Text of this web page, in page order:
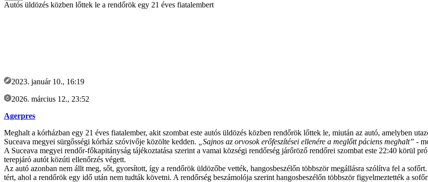
Autós üldözés közben lőttek le a rendőrök egy 21 éves fiatalembert
2023. január 10., 16:19
2026. március 12., 23:52
Agerpres
Meghalt a kórházban egy 21 éves fiatalember, akit szombat este autós üldözés közben rendőrök lőttek le, miután az autó, amelyben
Suceava megyei sürgősségi kórház szóvivője közölte kedden. „Sajnos az orvosok erőfeszítései ellenére a meglőtt páciens meghalt” -
A Suceava megyei rendőr-főkapitányság tájékoztatása szerint a vamai községi rendőrség járőröző rendőrei szombat este 22:40 körül
terepjáró autót közúti ellenőrzés végett.
Az autó azonban nem állt meg, sőt, gyorsított, így a rendőrök üldözőbe vették, hangosbeszélőn többször megállásra szólítva fel a
tért, ahol a rendőrök egy idő után nem tudták követni. A rendőrség beszámolója szerint hangosbeszélőn többször figyelmeztették a